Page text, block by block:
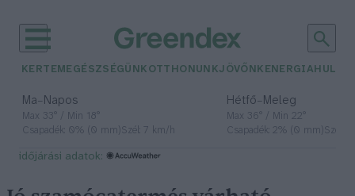
KERTEM EGÉSZSÉGÜNK OTTHONUNKJÖVŐNK ENERGIA
Ma– Napos
Max 33° / Min 18°
Csapadék: 0% (0 mm)Szél: 7 km/h
Hétfő– Meleg
Max 36° / Min 22°
Csapadék: 2% (0 mm)Szél:
időjárási adatok: